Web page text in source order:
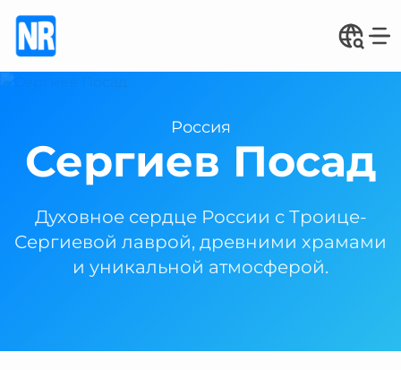
Россия
Сергиев Посад
Духовное сердце России с Троице-
Сергиевой лаврой, древними храмами
и уникальной атмосферой.